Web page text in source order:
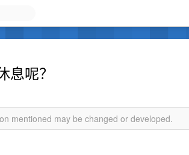
呢？
mentioned may be changed or developed.